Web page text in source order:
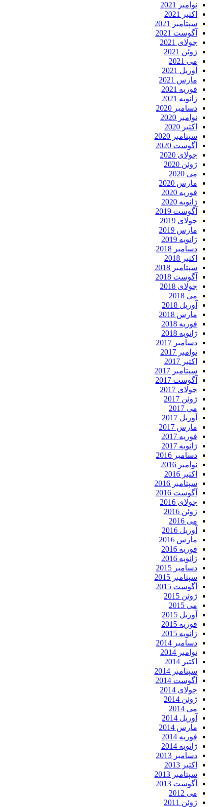
نوامبر 2021
اکتبر 2021
سپتامبر 2021
آگوست 2021
جولای 2021
ژوئن 2021
می 2021
آوریل 2021
مارس 2021
فوریه 2021
ژانویه 2021
دسامبر 2020
نوامبر 2020
اکتبر 2020
سپتامبر 2020
آگوست 2020
جولای 2020
ژوئن 2020
می 2020
مارس 2020
فوریه 2020
ژانویه 2020
آگوست 2019
جولای 2019
مارس 2019
ژانویه 2019
دسامبر 2018
اکتبر 2018
سپتامبر 2018
آگوست 2018
جولای 2018
می 2018
آوریل 2018
مارس 2018
فوریه 2018
ژانویه 2018
دسامبر 2017
نوامبر 2017
اکتبر 2017
سپتامبر 2017
آگوست 2017
جولای 2017
ژوئن 2017
می 2017
آوریل 2017
مارس 2017
فوریه 2017
ژانویه 2017
دسامبر 2016
نوامبر 2016
اکتبر 2016
سپتامبر 2016
آگوست 2016
جولای 2016
ژوئن 2016
می 2016
آوریل 2016
مارس 2016
فوریه 2016
ژانویه 2016
دسامبر 2015
سپتامبر 2015
آگوست 2015
ژوئن 2015
می 2015
آوریل 2015
فوریه 2015
ژانویه 2015
دسامبر 2014
نوامبر 2014
اکتبر 2014
سپتامبر 2014
آگوست 2014
جولای 2014
ژوئن 2014
می 2014
آوریل 2014
مارس 2014
فوریه 2014
ژانویه 2014
دسامبر 2013
اکتبر 2013
سپتامبر 2013
آگوست 2013
می 2012
ژوئن 2011